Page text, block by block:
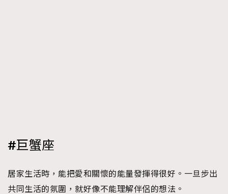
#巨蟹座
居家生活時，能把愛和關懷的能量發揮得很好。一旦步出
共同生活的氛圍，就好像不能理解伴侶的想法。